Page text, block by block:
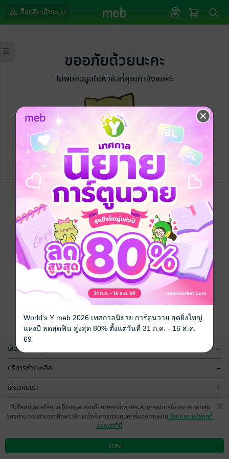
ล็อกอินเข้าระบบ
ขออภัยด้วยนะคะ
ไม่พบข้อมูลในหัวข้อที่คุณกำลังชมค่ะ
เลือกหมวดหมู่ +
บริการช่วยเหลือ +
เกี่ยวกับเรา +
กลุ่มธุรกิจในเครือ +
ดาวน์โหลดแอป วิธีการใช้งาน ติดต่อเรา
เว็บไซต์นี้มีการใช้คุกกี้ โปรดยอมรับนโยบายคุกกี้เพื่อประสบการณ์การใช้บริการที่ดีที่สุด
ของท่าน ท่านสามารถศึกษาวิธีการตั้งค่าการควบคุมคุกกี้ของท่านผ่านนโยบายการใช้คุกกี้
ของเราที่นี่
ตกลง
World's Y meb 2026 เทศกาลนิยาย การ์ตูนวาย สุดยิ่งใหญ่
แห่งปี ลดสุดฟิน สูงสุด 80% ตั้งแต่วันที่ 31 ก.ค. - 16 ส.ค.
69